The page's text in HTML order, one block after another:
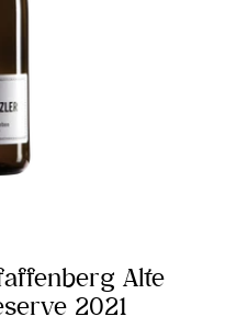
Alte
2021